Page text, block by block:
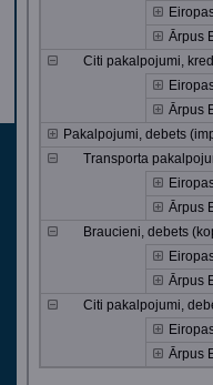
Ārpus
Citi pakalpojumi,
Ārpus
Pakalpojumi, debets
Transporta
Ārpus
Braucieni, debets
Ārpus
Citi pakalpojumi,
Ārpus